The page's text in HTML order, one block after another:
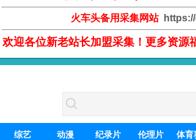
火车头备用采集网站https://
欢迎各位新老站长加盟采集！更多资源
综艺 动漫 纪录片 伦理片 体育